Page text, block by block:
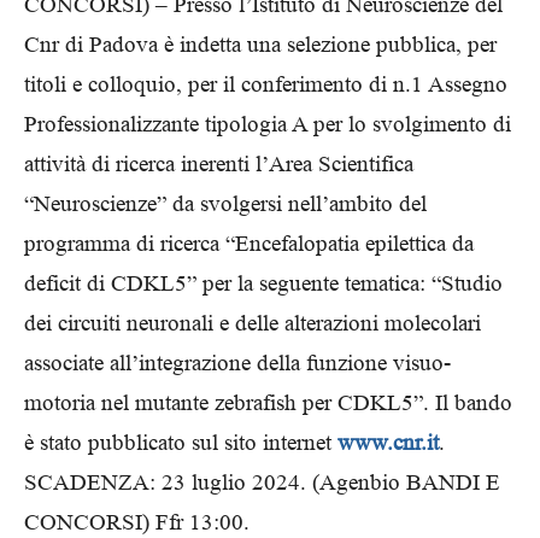
Cnr di Padova è indetta una selezione pubblica, per
titoli e colloquio, per il conferimento di n.1 Assegno
Professionalizzante tipologia A per lo svolgimento di
attività di ricerca inerenti l’Area Scientifica
“Neuroscienze” da svolgersi nell’ambito del
programma di ricerca “Encefalopatia epilettica da
deficit di CDKL5” per la seguente tematica: “Studio
dei circuiti neuronali e delle alterazioni molecolari
associate all’integrazione della funzione visuo-
motoria nel mutante zebrafish per CDKL5”. Il bando
è stato pubblicato sul sito internetwww.cnr.it.
SCADENZA: 23 luglio 2024. (Agenbio BANDI E
CONCORSI) Ffr 13:00.